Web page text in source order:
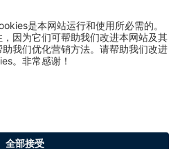
expand_more
expand_more